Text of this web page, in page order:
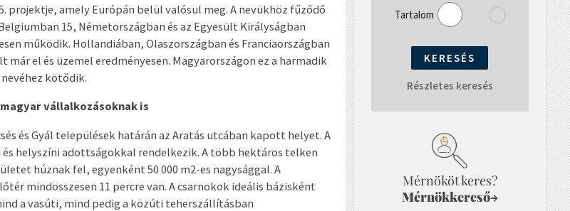
projektje, amely Európán belül valósul meg. A nevükhöz fűződő
15, Németországban és az Egyesült Királyságban
működik. Hollandiában, Olaszországban és Franciaországban
el és üzemel eredményesen. Magyarországon ez a harmadik
kötődik.
vállalkozásoknak is
és Gyál települések határán az Aratás utcában kapott helyet. A
helyszíni adottságokkal rendelkezik. A több hektáros telken
húznak fel, egyenként 50 000 m2-es nagysággal. A
mindösszesen 11 percre van. A csarnokok ideális bázisként
a vasúti, mind pedig a közúti teherszállításban
Tartalom
Részletes keresés
Mérnököt keres?
Mérnökkereső→